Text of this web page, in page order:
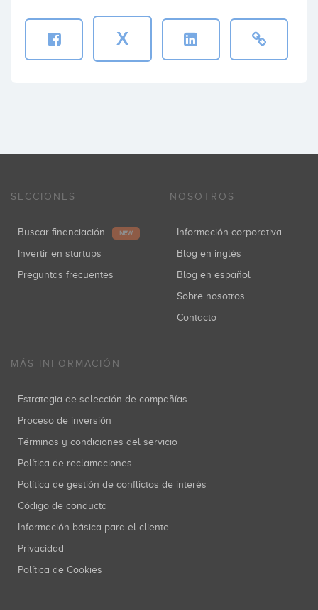
X
SECCIONES
Buscar financiación NEW
Invertir en startups
Preguntas frecuentes
NOSOTROS
Información corporativa
Blog en inglés
Blog en español
Sobre nosotros
Contacto
MÁS INFORMACIÓN
Estrategia de selección de compañías
Proceso de inversión
Términos y condiciones del servicio
Política de reclamaciones
Política de gestión de conflictos de interés
Código de conducta
Información básica para el cliente
Privacidad
Política de Cookies